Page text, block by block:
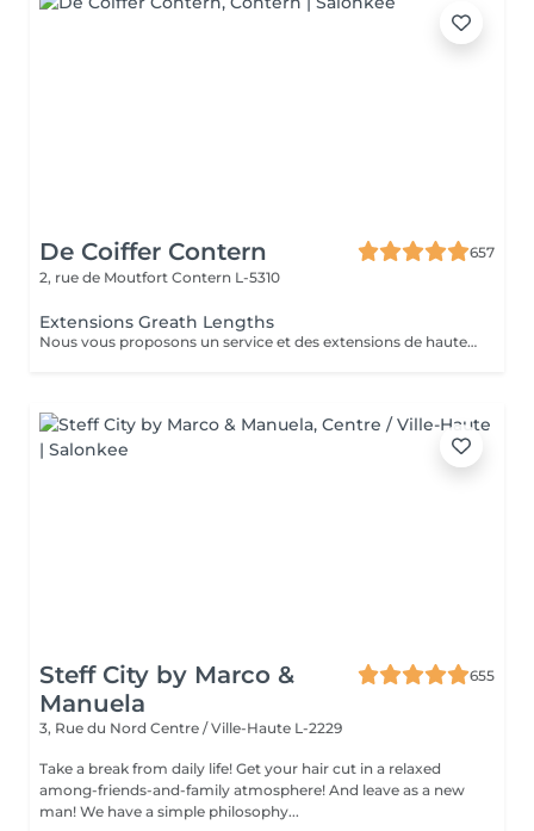
De Coiffer Contern
657
2, rue de Moutfort Contern L-5310
Extensions Greath Lengths
Nous vous proposons un service et des extensions de haute qualité, en collaborant avec la marque exclusive Great Lengths! En cas de questions veuillez appeler au +352 26 35 02 89 Devis gratuit!
Steff City by Marco &
Manuela
655
3, Rue du Nord Centre / Ville-Haute L-2229
Take a break from daily life! Get your hair cut in a relaxed
among-friends-and-family atmosphere! And leave as a new
man! We have a simple philosophy...